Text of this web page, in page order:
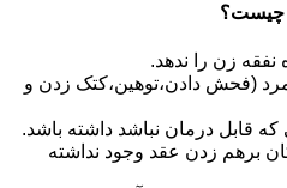
زن را ندهد.
مرد (فحش دادن،توهین،کتک زدن و
قابل درمان نباشد داشته باشد.
برهم زدن عقد وجود نداشته